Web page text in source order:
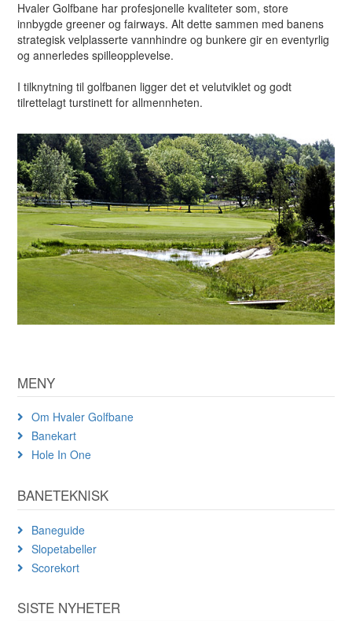
Hvaler Golfbane har profesjonelle kvaliteter som, store
innbygde greener og fairways. Alt dette sammen med banens
strategisk velplasserte vannhindre og bunkere gir en eventyrlig
og annerledes spilleopplevelse.
I tilknytning til golfbanen ligger det et velutviklet og godt
tilrettelagt turstinett for allmennheten.
MENY
Om Hvaler Golfbane
Banekart
Hole In One
BANETEKNISK
Baneguide
Slopetabeller
Scorekort
SISTE NYHETER